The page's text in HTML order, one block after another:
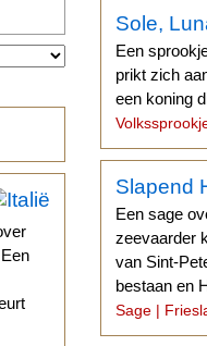
Sole,
Een
prikt zich
een koning
Slapend
Een sage
zeevaarder
van Sint-
bestaan en
Sage |